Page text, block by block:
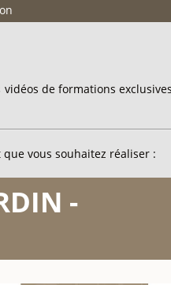
de formations
vous souhaitez réaliser :
-